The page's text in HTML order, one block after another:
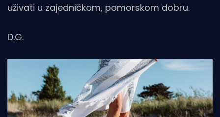
uživati u zajedničkom, pomorskom dobru.
D.G.